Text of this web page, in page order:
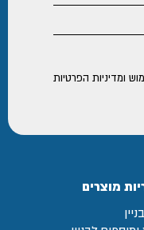
ומדיניות הפרטיות
מוצרים